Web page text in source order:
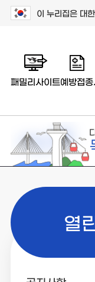
이 누리집은 대
패밀리사이트예방접종
열